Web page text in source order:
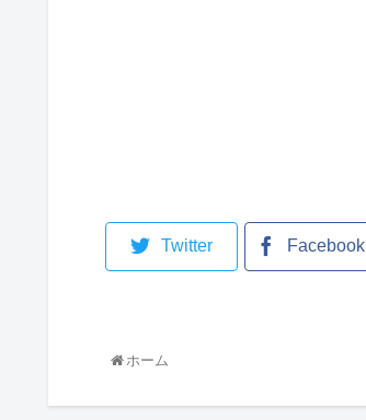
Twitter Facebook
ホーム